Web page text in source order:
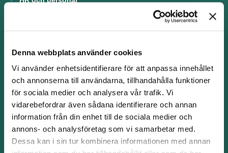
Denna webbplats använder cookies
Vi använder enhetsidentifierare för att anpassa innehållet
och annonserna till användarna, tillhandahålla funktioner
för sociala medier och analysera vår trafik. Vi
vidarebefordrar även sådana identifierare och annan
information från din enhet till de sociala medier och
annons- och analysföretag som vi samarbetar med.
Dessa kan i sin tur kombinera informationen med annan
Inköp och logistik
IT-support och drift
Digital utveckling
IT-säkerhet